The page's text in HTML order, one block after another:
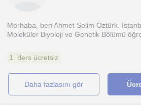
Merhaba, ben Ahmet Selim Öztürk.
Moleküler Biyoloji ve Genetik Bölümü
1. ders ücretsiz
daha fazlasını gör